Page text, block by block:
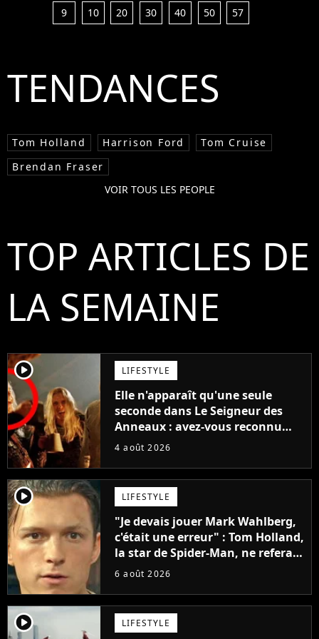
9
10 20 30 40 50 57
TENDANCES
Tom Holland Harrison Ford
Tom Cruise
Brendan Fraser
VOIR TOUS LES PEOPLE
TOP ARTICLES DE
LA SEMAINE
player2 LIFESTYLE
Elle n'apparaît qu'une seule
seconde dans Le Seigneur des
Anneaux : avez-vous reconnu
cette légende du cinéma dans la
4 août 2026
player2 LIFESTYLE
"Je devais jouer Mark Wahlberg,
c'était une erreur" : Tom Holland,
la star de Spider-Man, ne referait
pas ce blockbuster
6 août 2026
player2 LIFESTYLE